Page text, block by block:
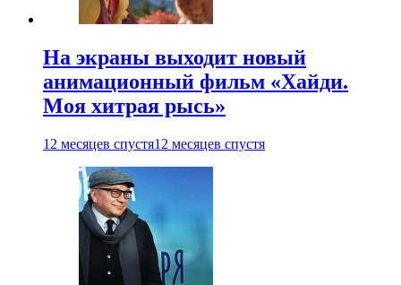
На экраны выходит новый
анимационный фильм «Хайди.
Моя хитрая рысь»
12 месяцев спустя12 месяцев спустя